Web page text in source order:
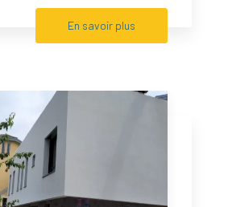
En savoir plus